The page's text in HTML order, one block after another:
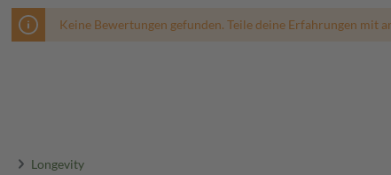
Keine Bewertungen gefunden. Teile deine Erfahrungen mit
Longevity